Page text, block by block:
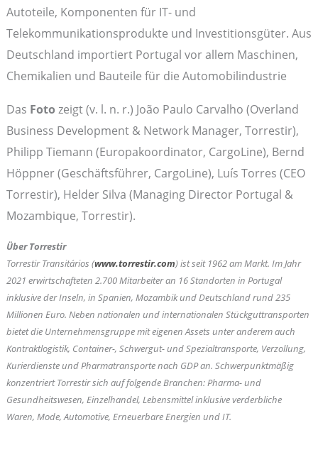
Autoteile, Komponenten für IT- und
Telekommunikationsprodukte und Investitionsgüter. Aus
Deutschland importiert Portugal vor allem Maschinen,
Chemikalien und Bauteile für die Automobilindustrie
Das Foto zeigt (v. l. n. r.) João Paulo Carvalho (Overland
Business Development & Network Manager, Torrestir),
Philipp Tiemann (Europakoordinator, CargoLine), Bernd
Höppner (Geschäftsführer, CargoLine), Luís Torres (CEO
Torrestir), Helder Silva (Managing Director Portugal &
Mozambique, Torrestir).
Über Torrestir
Torrestir Transitários (www.torrestir.com) ist seit 1962 am Markt. Im Jahr
2021 erwirtschafteten 2.700 Mitarbeiter an 16 Standorten in Portugal
inklusive der Inseln, in Spanien, Mozambik und Deutschland rund 235
Millionen Euro. Neben nationalen und internationalen Stückguttransporten
bietet die Unternehmensgruppe mit eigenen Assets unter anderem auch
Kontraktlogistik, Container-, Schwergut- und Spezialtransporte, Verzollung,
Kurierdienste und Pharmatransporte nach GDP an. Schwerpunktmäßig
konzentriert Torrestir sich auf folgende Branchen: Pharma- und
Gesundheitswesen, Einzelhandel, Lebensmittel inklusive verderbliche
Waren, Mode, Automotive, Erneuerbare Energien und IT.